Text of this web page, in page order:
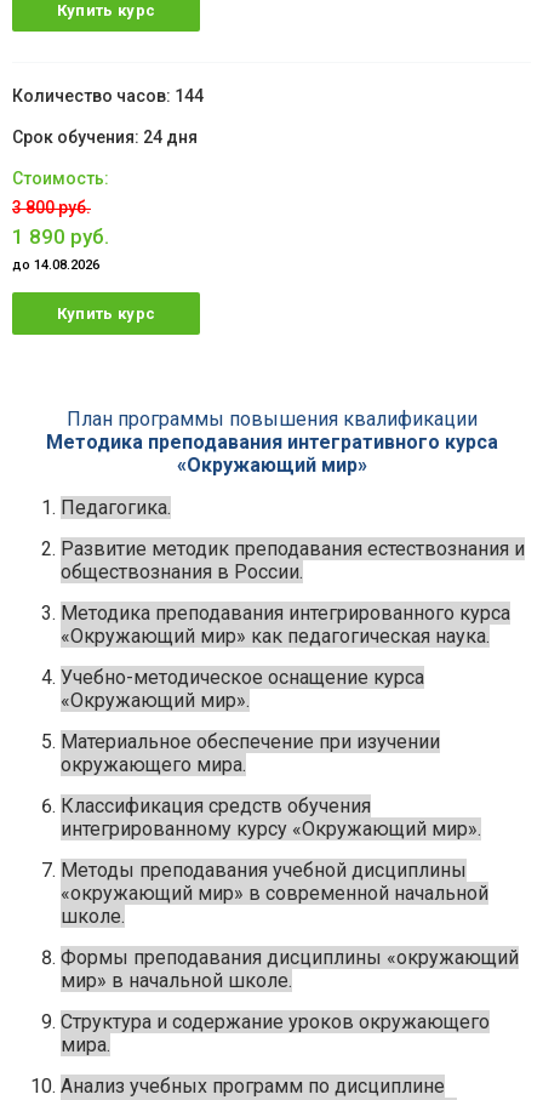
Купить курс
144
24 дня
3 800 руб.
1 890 руб.
до 14.08.2026
Купить курс
План программы повышения квалификации
Методика преподавания интегративного курса
«Окружающий мир»
Педагогика.
Развитие методик преподавания естествознания и
обществознания в России.
Методика преподавания интегрированного курса
«Окружающий мир» как педагогическая наука.
Учебно-методическое оснащение курса
«Окружающий мир».
Материальное обеспечение при изучении
окружающего мира.
Классификация средств обучения
интегрированному курсу «Окружающий мир».
Методы преподавания учебной дисциплины
«окружающий мир» в современной начальной
школе.
Формы преподавания дисциплины «окружающий
мир» в начальной школе.
Структура и содержание уроков окружающего
мира.
Анализ учебных программ по дисциплине